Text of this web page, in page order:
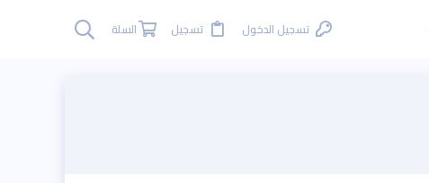
تسجيل الدخول تسجيل السلة